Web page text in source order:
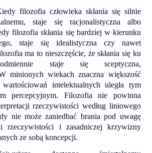
filozofia człowieka skłania się silnie
staje się racjonalistyczna albo
filozofia skłania się bardziej w kierunku
staje się idealistyczna czy nawet
ma to nieszczęście, że skłania się ku
staje się sceptyczna,
minionych wiekach znaczna większość
intelektualnych uległa tym
percepcyjnym. Filozofia nie powinna
rzeczywistości według liniowego
nie może zaniedbać brania pod uwagę
rzeczywistości i zasadniczej krzywizny
ze sobą koncepcji.